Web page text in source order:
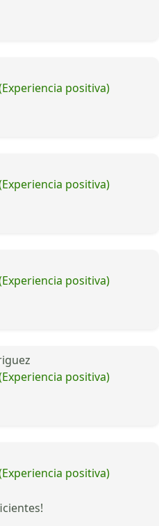
positiva)
positiva)
positiva)
positiva)
positiva)